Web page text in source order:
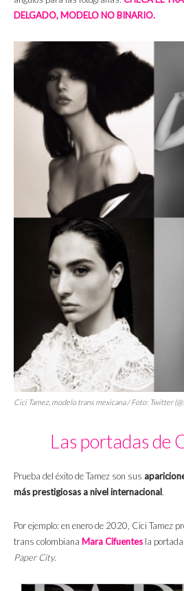
DELGADO, MODELO NO BINARIO.
Cici Tamez, modelo trans mexicana / Foto: Twitter
Las portadas de
Prueba del éxito de Tamez son sus
más prestigiosas a nivel internacional.
Por ejemplo: en enero de 2020, Cici Tamez
trans colombiana Mara Cifuentes la
Paper City.